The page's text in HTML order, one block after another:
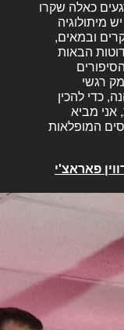
כאלה שקרו
מיתולוגיה
ובמאים,
הבאות
רגשי
כדי להכין
מביא
המופלאות
פאראצ'י